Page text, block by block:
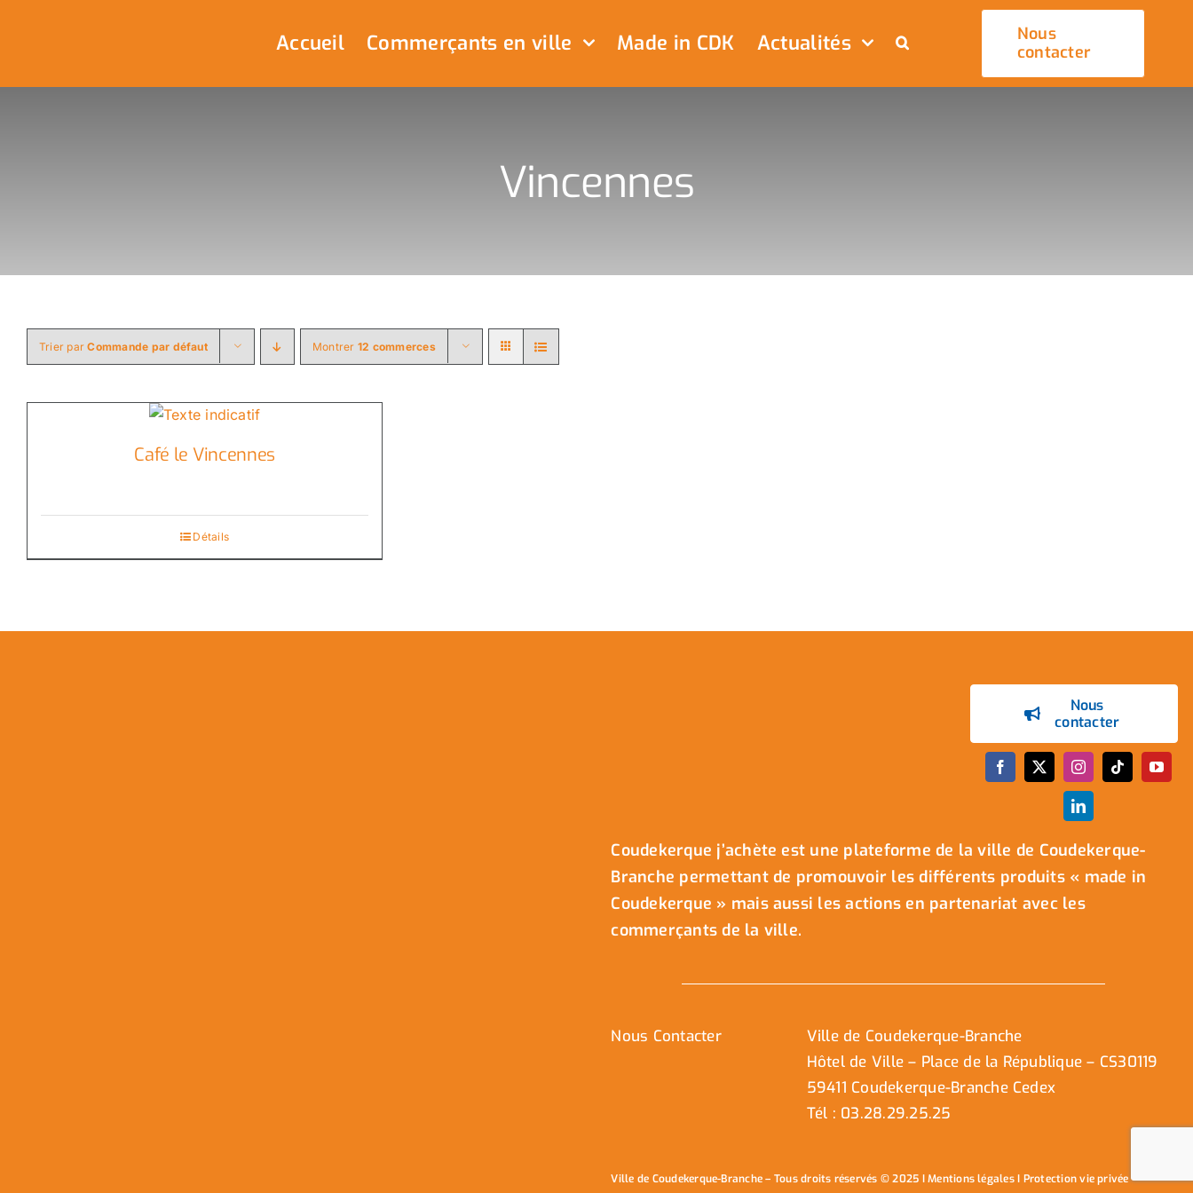
Accueil Commerçants en ville Made in CDK Actualités
Nous
contacter
Vincennes
Trier parCommande par défaut Montrer 12 commerces
Café le Vincennes
Détails
Nous
contacter
Coudekerque j’achète est une plateforme de la ville de Coudekerque-
Branche permettant de promouvoir les différents produits « made in
Coudekerque » mais aussi les actions en partenariat avec les
commerçants de la ville.
Nous Contacter
Ville de Coudekerque-Branche
Hôtel de Ville – Place de la République – CS30119
59411 Coudekerque-Branche Cedex
Tél : 03.28.29.25.25
Ville de Coudekerque-Branche – Tous droits réservés © 2025 IMentions légalesI Protection vie privée